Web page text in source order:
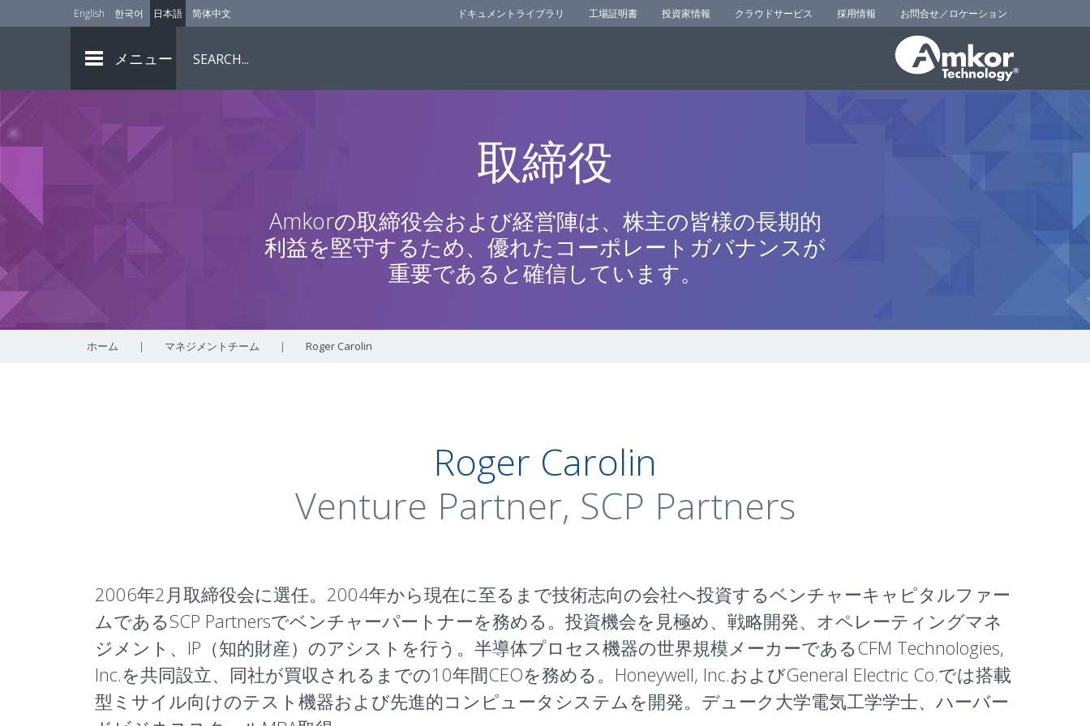
English 한국어 日本語 简体中文 ドキュメントライブラリ 工場証明書 投資家情報 クラウドサービス 採用情報 お問合せ／ロケーション
メニュー
取締役
Amkorの取締役会および経営陣は、株主の皆様の長期的
利益を堅守するため、優れたコーポレートガバナンスが
重要であると確信しています。
ホーム | マネジメントチーム | Roger Carolin
Roger Carolin
Venture Partner, SCP Partners
2006年2月取締役会に選任。2004年から現在に至るまで技術志向の会社へ投資するベンチャーキャピタルファー
ムであるSCP Partnersでベンチャーパートナーを務める。投資機会を見極め、戦略開発、オペレーティングマネ
ジメント、IP（知的財産）のアシストを行う。半導体プロセス機器の世界規模メーカーであるCFM Technologies,
Inc.を共同設立、同社が買収されるまでの10年間CEOを務める。Honeywell, Inc.およびGeneral Electric Co.では搭載
型ミサイル向けのテスト機器および先進的コンピュータシステムを開発。デューク大学電気工学学士、ハーバー